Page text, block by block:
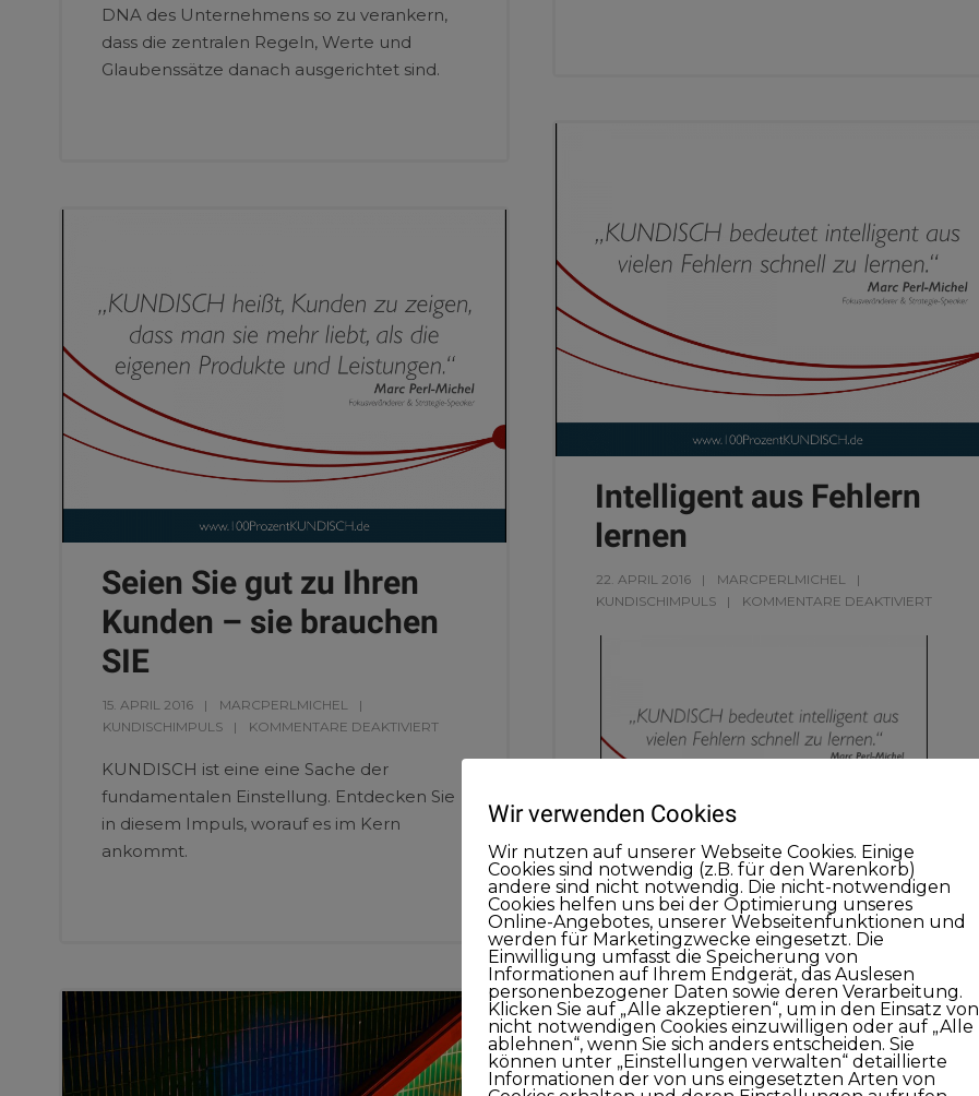
DNA des Unternehmens so zu verankern,
dass die zentralen Regeln, Werte und
Glaubenssätze danach ausgerichtet sind.
Intelligent aus Fehlern
lernen
22. APRIL 2016
MARCPERLMICHEL
KUNDISCHIMPULS
KOMMENTARE DEAKTIVIERT
Fehler sind gut
Wir alle machen Fehler, das ist ganz
normal. Die Frage ist nur: Was lernen wir
daraus?
Die Herausforderung ist nämlich die,
Seien Sie gut zu Ihren
Kunden – sie brauchen
SIE
15. APRIL 2016
MARCPERLMICHEL
KUNDISCHIMPULS
KOMMENTARE DEAKTIVIERT
KUNDISCH ist eine eine Sache der
fundamentalen Einstellung. Entdecken Sie
in diesem Impuls, worauf es im Kern
ankommt.
Wir verwenden Cookies
Wir nutzen auf unserer Webseite Cookies. Einige
Cookies sind notwendig (z.B. für den Warenkorb)
andere sind nicht notwendig. Die nicht-notwendigen
Cookies helfen uns bei der Optimierung unseres
Online-Angebotes, unserer Webseitenfunktionen und
werden für Marketingzwecke eingesetzt. Die
Einwilligung umfasst die Speicherung von
Informationen auf Ihrem Endgerät, das Auslesen
personenbezogener Daten sowie deren Verarbeitung.
Klicken Sie auf „Alle akzeptieren“, um in den Einsatz von
nicht notwendigen Cookies einzuwilligen oder auf „Alle
ablehnen“, wenn Sie sich anders entscheiden. Sie
können unter „Einstellungen verwalten“ detaillierte
Informationen der von uns eingesetzten Arten von